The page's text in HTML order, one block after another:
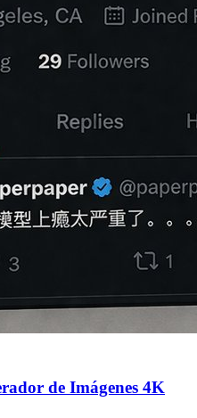
de Imágenes 4K